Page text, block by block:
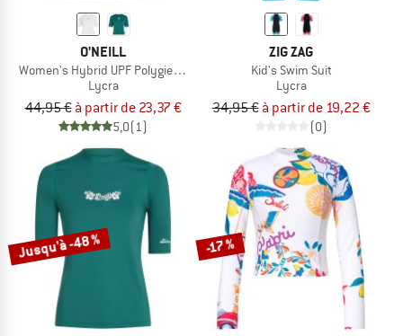
O'NEILL
Women's Hybrid UPF Polygiene T-Shirt
Lycra
44,95 € à partir de 23,37 €
5,0(1)
ZIG ZAG
Kid's Swim Suit
Lycra
34,95 € à partir de 19,22 €
(0)
Jusqu'à -48 % -17 %